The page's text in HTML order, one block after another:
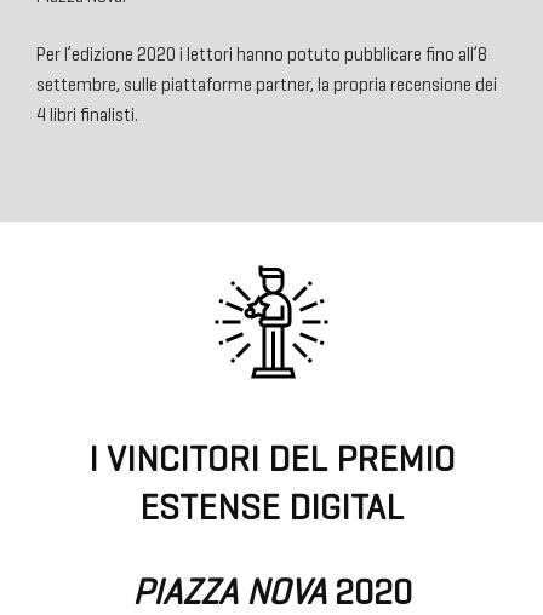
Per l’edizione 2020 i lettori hanno potuto pubblicare fino all’8
settembre, sulle piattaforme partner, la propria recensione dei
4 libri finalisti.
I VINCITORI DEL PREMIO
ESTENSE DIGITAL
PIAZZA NOVA 2020